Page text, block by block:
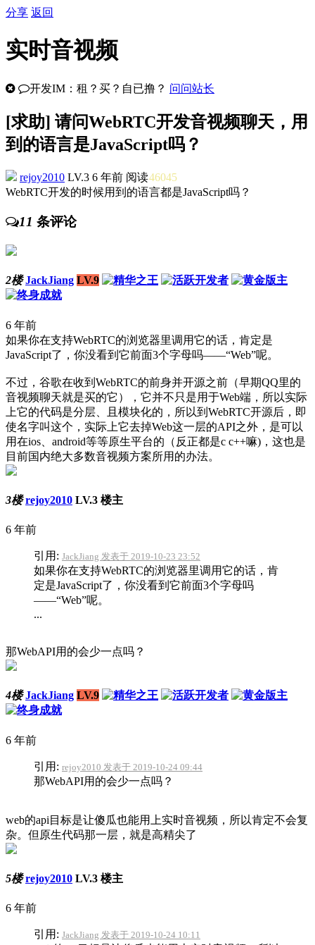
分享 返回
实时音视频
开发IM：租？买？自已撸？ 问问站长
[求助] 请问WebRTC开发音视频聊天，用
到的语言是JavaScript吗？
rejoy2010 LV.3 6 年前 阅读46045
WebRTC开发的时候用到的语言都是JavaScript吗？
11 条评论
2楼 JackJiang LV.9
6 年前
如果你在支持WebRTC的浏览器里调用它的话，肯定是
JavaScript了，你没看到它前面3个字母吗——“Web”呢。
不过，谷歌在收到WebRTC的前身并开源之前（早期QQ里的
音视频聊天就是买的它），它并不只是用于Web端，所以实际
上它的代码是分层、且模块化的，所以到WebRTC开源后，即
使名字叫这个，实际上它去掉Web这一层的API之外，是可以
用在ios、android等等原生平台的（反正都是c c++嘛)，这也是
目前国内绝大多数音视频方案所用的办法。
3楼 rejoy2010 LV.3 楼主
6 年前
引用: JackJiang 发表于 2019-10-23 23:52
如果你在支持WebRTC的浏览器里调用它的话，肯
定是JavaScript了，你没看到它前面3个字母吗
——“Web”呢。
...
那WebAPI用的会少一点吗？
4楼 JackJiang LV.9
6 年前
引用: rejoy2010 发表于 2019-10-24 09:44
那WebAPI用的会少一点吗？
web的api目标是让傻瓜也能用上实时音视频，所以肯定不会复
杂。但原生代码那一层，就是高精尖了
5楼 rejoy2010 LV.3 楼主
6 年前
引用: JackJiang 发表于 2019-10-24 10:11